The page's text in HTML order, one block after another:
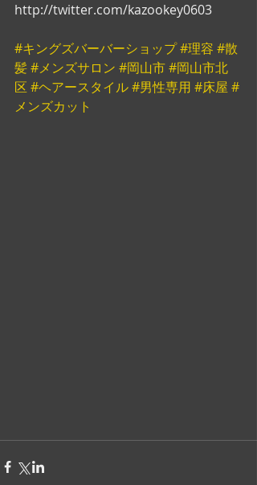
http://twitter.com/kazookey0603
#キングズバーバーショップ#理容 #散
髪#メンズサロン #岡山市#岡山市北
区 #ヘアースタイル#男性専用 #床屋 #
メンズカット